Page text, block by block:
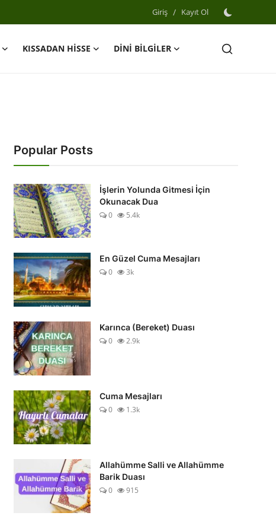
Giriş / Kayıt Ol
KISSADAN HİSSE
DİNİ BİLGİLER
Popular Posts
İşlerin Yolunda Gitmesi İçin
Okunacak Dua
0
5.4k
En Güzel Cuma Mesajları
0
3k
Karınca (Bereket) Duası
0
2.9k
Cuma Mesajları
0
1.3k
Allahümme Salli ve Allahümme
Barik Duası
0
915